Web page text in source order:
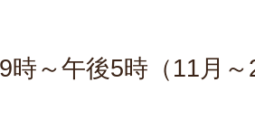
時～午後5時（11月